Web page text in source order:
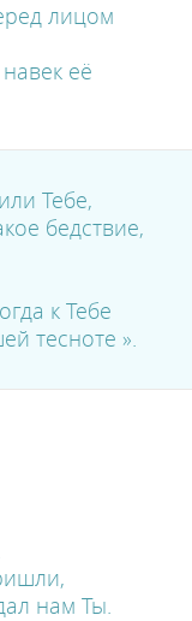
лицом
её
Тебе,
бедствие,
к Тебе
тесноте ».
нам Ты.